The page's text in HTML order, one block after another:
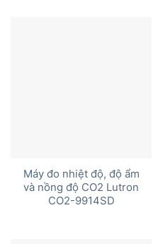
Máy đo nhiệt độ, độ ẩm
và nồng độ CO2 Lutron
CO2-9914SD